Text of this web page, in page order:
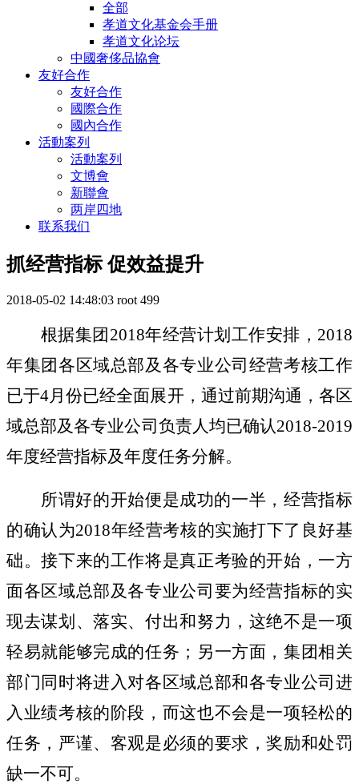
全部
孝道文化基金会手册
孝道文化论坛
中國奢侈品協會
友好合作
友好合作
國際合作
國內合作
活動案列
活動案列
文博會
新聯會
两岸四地
联系我们
抓经营指标 促效益提升
2018-05-02 14:48:03 root 499
根据集团 2018年经营计划工作安排，2018
年集团各区域总部及各专业公司经营考核工作
已于4月份已经全面展开，通过前期沟通，各区
域总部及各专业公司负责人均已确认2018-2019
年度经营指标及年度任务分解。
所谓好的开始便是成功的一半，经营指标
的确认为2018年经营考核的实施打下了良好基
础。接下来的工作将是真正考验的开始，一方
面各区域总部及各专业公司要为经营指标的实
现去谋划、落实、付出和努力，这绝不是一项
轻易就能够完成的任务；另一方面，集团相关
部门同时将进入对各区域总部和各专业公司进
入业绩考核的阶段，而这也不会是一项轻松的
任务，严谨、客观是必须的要求，奖励和处罚
缺一不可。